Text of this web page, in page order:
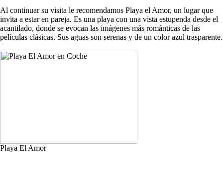
Al continuar su visita le recomendamos Playa el Amor, un lugar que
invita a estar en pareja. Es una playa con una vista estupenda desde el
acantilado, donde se evocan las imágenes más románticas de las
películas clásicas. Sus aguas son serenas y de un color azul trasparente.
Playa El Amor